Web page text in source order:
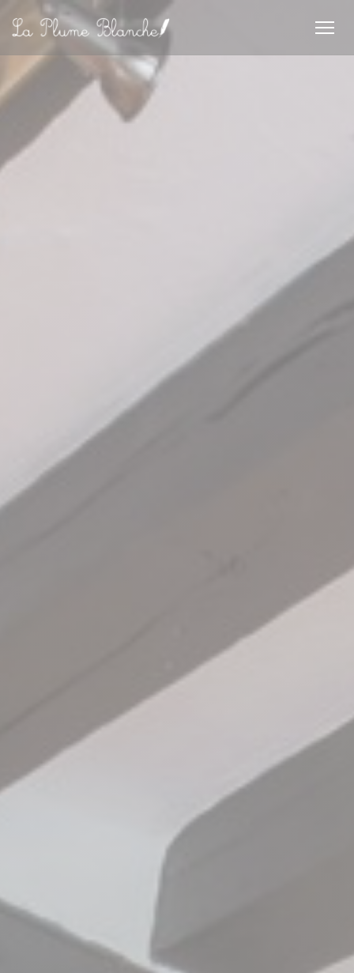
Personnalisation de vos choix en matière de cookies